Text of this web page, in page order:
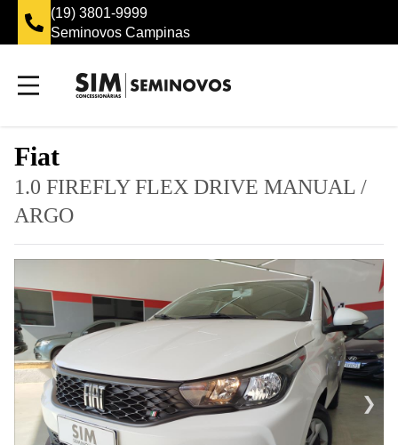
(19) 3801-9999
Seminovos Campinas
Fiat
1.0 FIREFLY FLEX DRIVE MANUAL/
ARGO